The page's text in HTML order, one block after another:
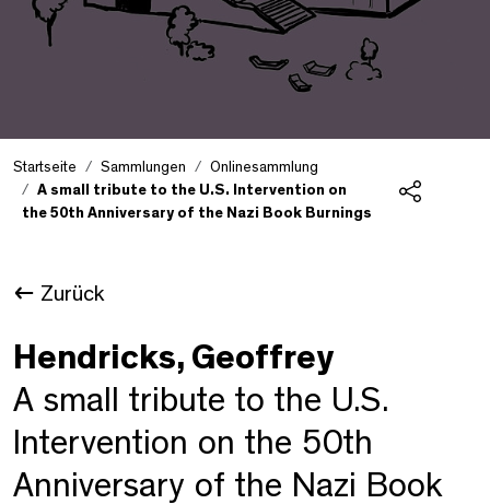
Startseite Sammlungen
Onlinesammlung
A small tribute to the U.S. Intervention on
the 50th Anniversary of the Nazi Book Burnings
Zurück
Hendricks, Geoffrey
A small tribute to the U.S.
Intervention on the 50th
Anniversary of the Nazi Book